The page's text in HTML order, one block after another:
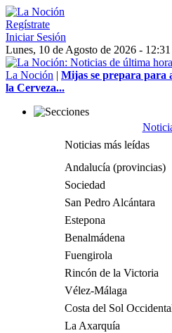
Regístrate
Iniciar Sesión
Lunes, 10 de Agosto de 2026 -
La Noción | Mijas se prepara para
la Cerveza...
Noticias más leídas
Andalucía (provincias)
Sociedad
San Pedro Alcántara
Estepona
Benalmádena
Fuengirola
Rincón de la Victoria
Vélez-Málaga
Costa del Sol
La Axarquía